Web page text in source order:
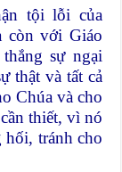
tội lỗi của
còn với Giáo
sự ngại
thật và tất cả
Chúa và cho
thiết, vì nó
hối, tránh cho